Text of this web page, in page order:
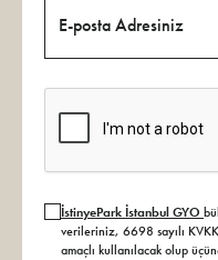
E-posta Adresiniz
İstinyePark İstanbul GYO
verileriniz, 6698 sayılı
amaçlı kullanılacak olup